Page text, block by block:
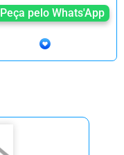
Peça pelo Whats'App